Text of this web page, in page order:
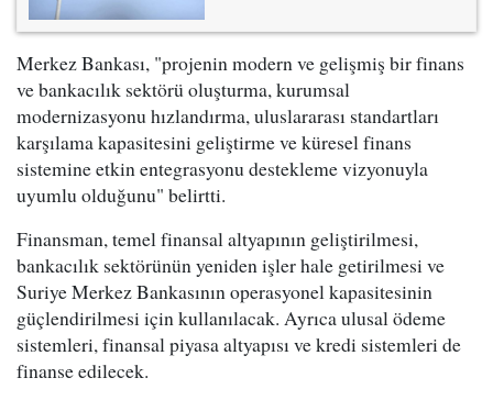
Merkez Bankası, "projenin modern ve gelişmiş bir finans
ve bankacılık sektörü oluşturma, kurumsal
modernizasyonu hızlandırma, uluslararası standartları
karşılama kapasitesini geliştirme ve küresel finans
sistemine etkin entegrasyonu destekleme vizyonuyla
uyumlu olduğunu" belirtti.
Finansman, temel finansal altyapının geliştirilmesi,
bankacılık sektörünün yeniden işler hale getirilmesi ve
Suriye Merkez Bankasının operasyonel kapasitesinin
güçlendirilmesi için kullanılacak. Ayrıca ulusal ödeme
sistemleri, finansal piyasa altyapısı ve kredi sistemleri de
finanse edilecek.